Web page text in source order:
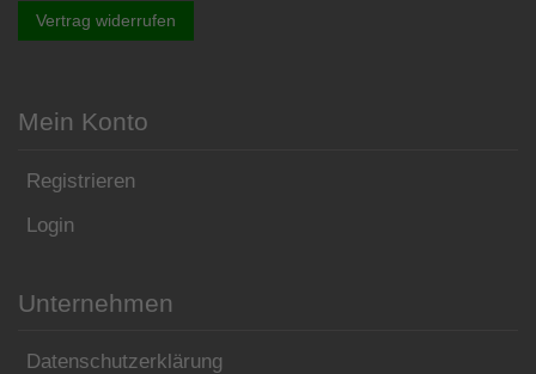
Vertrag widerrufen
Mein Konto
Registrieren
Login
Unternehmen
Datenschutzerklärung